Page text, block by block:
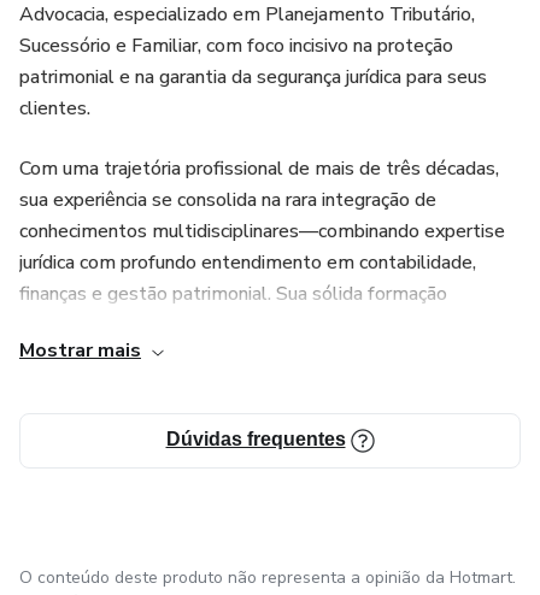
Gestão Patrimonial e Holdings.
Público-Alvo: Advogados, contadores, administradores,
gestores tributários, empresários, investidores do setor
previsibilidade em um cenário de transição obrigatória.
Aproveite o valor de reposicionamento: R$ 497,00 em até
12x.
Advocacia, especializado em Planejamento Tributário,
Sucessório e Familiar, com foco incisivo na proteção
patrimonial e na garantia da segurança jurídica para seus
clientes.
Com uma trajetória profissional de mais de três décadas,
sua experiência se consolida na rara integração de
conhecimentos multidisciplinares—combinando expertise
jurídica com profundo entendimento em contabilidade,
finanças e gestão patrimonial. Sua sólida formação
corporações—incluindo um MBA em Gestão Executiva
metodologia única que transforma desafios jurídicos e
fiscais complexos em oportunidades estratégicas de
prazo, baseado em confiança, transparência e resultados.
Mostrar mais
Dúvidas frequentes
O conteúdo deste produto não representa a opinião da Hotmart.